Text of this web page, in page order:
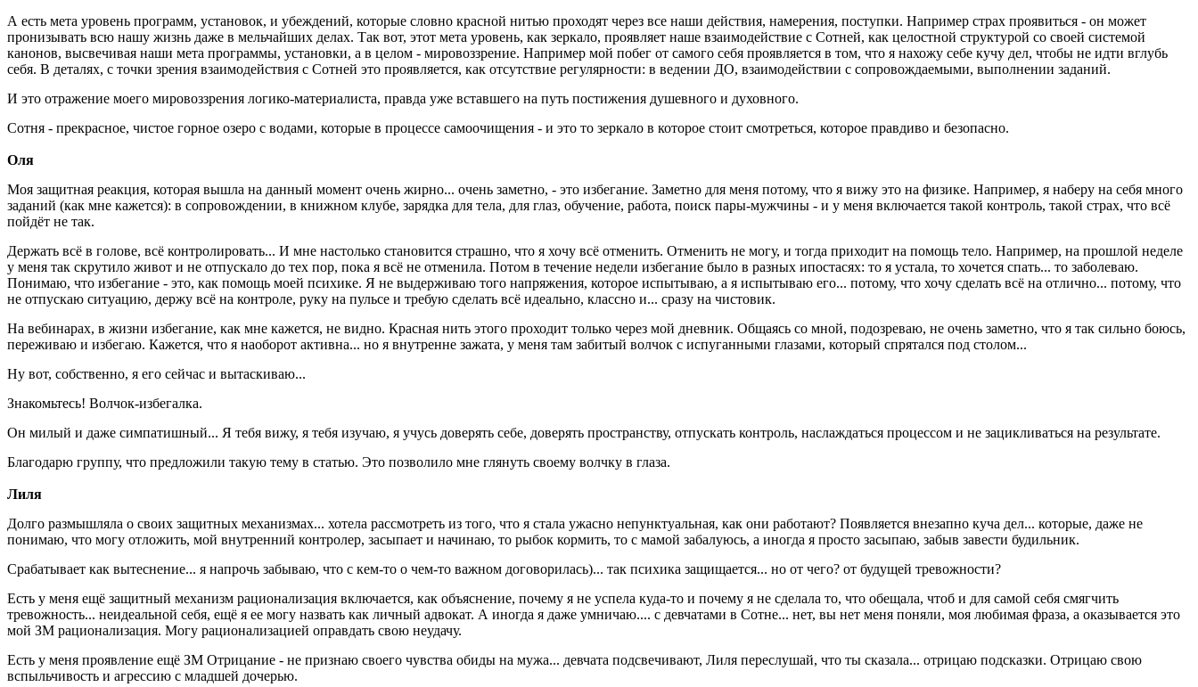
А есть мета уровень программ, установок, и убеждений, которые словно красной нитью проходят через все наши действия, намерения, поступки. Например страх проявиться - он может
пронизывать всю нашу жизнь даже в мельчайших делах. Так вот, этот мета уровень, как зеркало, проявляет наше взаимодействие с Сотней, как целостной структурой со своей системой
канонов, высвечивая наши мета программы, установки, а в целом - мировоззрение. Например мой побег от самого себя проявляется в том, что я нахожу себе кучу дел, чтобы не идти вглубь
себя. В деталях, с точки зрения взаимодействия с Сотней это проявляется, как отсутствие регулярности: в ведении ДО, взаимодействии с сопровождаемыми, выполнении заданий.
И это отражение моего мировоззрения логико-материалиста, правда уже вставшего на путь постижения душевного и духовного.
Сотня - прекрасное, чистое горное озеро с водами, которые в процессе самоочищения - и это то зеркало в которое стоит смотреться, которое правдиво и безопасно.
Оля
Моя защитная реакция, которая вышла на данный момент очень жирно... очень заметно, - это избегание. Заметно для меня потому, что я вижу это на физике. Например, я наберу на себя много
заданий (как мне кажется): в сопровождении, в книжном клубе, зарядка для тела, для глаз, обучение, работа, поиск пары-мужчины - и у меня включается такой контроль, такой страх, что всё
пойдёт не так.
Держать всё в голове, всё контролировать... И мне настолько становится страшно, что я хочу всё отменить. Отменить не могу, и тогда приходит на помощь тело. Например, на прошлой неделе
у меня так скрутило живот и не отпускало до тех пор, пока я всё не отменила. Потом в течение недели избегание было в разных ипостасях: то я устала, то хочется спать... то заболеваю.
Понимаю, что избегание - это, как помощь моей психике. Я не выдерживаю того напряжения, которое испытываю, а я испытываю его... потому, что хочу сделать всё на отлично... потому, что
не отпускаю ситуацию, держу всё на контроле, руку на пульсе и требую сделать всё идеально, классно и... сразу на чистовик.
На вебинарах, в жизни избегание, как мне кажется, не видно. Красная нить этого проходит только через мой дневник. Общаясь со мной, подозреваю, не очень заметно, что я так сильно боюсь,
переживаю и избегаю. Кажется, что я наоборот активна... но я внутренне зажата, у меня там забитый волчок с испуганными глазами, который спрятался под столом...
Ну вот, собственно, я его сейчас и вытаскиваю...
Знакомьтесь! Волчок-избегалка.
Он милый и даже симпатишный... Я тебя вижу, я тебя изучаю, я учусь доверять себе, доверять пространству, отпускать контроль, наслаждаться процессом и не зацикливаться на результате.
Благодарю группу, что предложили такую тему в статью. Это позволило мне глянуть своему волчку в глаза.
Лиля
Долго размышляла о своих защитных механизмах... хотела рассмотреть из того, что я стала ужасно непунктуальная, как они работают? Появляется внезапно куча дел... которые, даже не
понимаю, что могу отложить, мой внутренний контролер, засыпает и начинаю, то рыбок кормить, то с мамой забалуюсь, а иногда я просто засыпаю, забыв завести будильник.
Срабатывает как вытеснение... я напрочь забываю, что с кем-то о чем-то важном договорилась)... так психика защищается... но от чего? от будущей тревожности?
Есть у меня ещё защитный механизм рационализация включается, как объяснение, почему я не успела куда-то и почему я не сделала то, что обещала, чтоб и для самой себя смягчить
тревожность... неидеальной себя, ещё я ее могу назвать как личный адвокат. А иногда я даже умничаю.... с девчатами в Сотне... нет, вы нет меня поняли, моя любимая фраза, а оказывается это
мой ЗМ рационализация. Могу рационализацией оправдать свою неудачу.
Есть у меня проявление ещё ЗМ Отрицание - не признаю своего чувства обиды на мужа... девчата подсвечивают, Лиля переслушай, что ты сказала... отрицаю подсказки. Отрицаю свою
вспыльчивость и агрессию с младшей дочерью.